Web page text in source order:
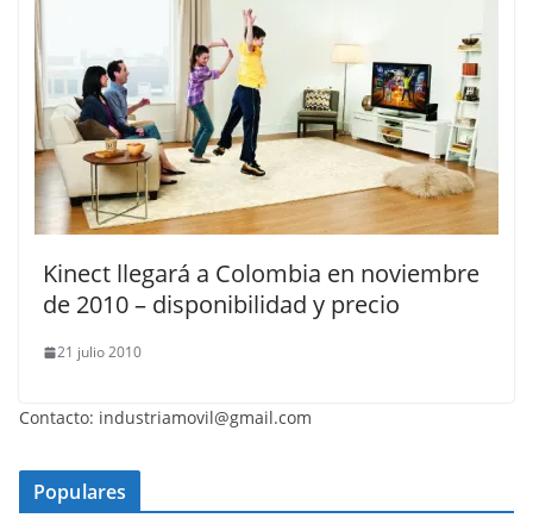
Kinect llegará a Colombia en noviembre
de 2010 – disponibilidad y precio
21 julio 2010
Contacto: industriamovil@gmail.com
Populares